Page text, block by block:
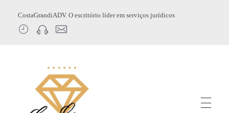
CostaGrandiADV. O escritório líder em serviços jurídicos